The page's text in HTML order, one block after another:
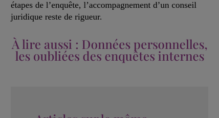
étapes de l’enquête, l’accompagnement d’un conseil
juridique reste de rigueur.
À lire aussi : Données personnelles,
les oubliées des enquêtes internes